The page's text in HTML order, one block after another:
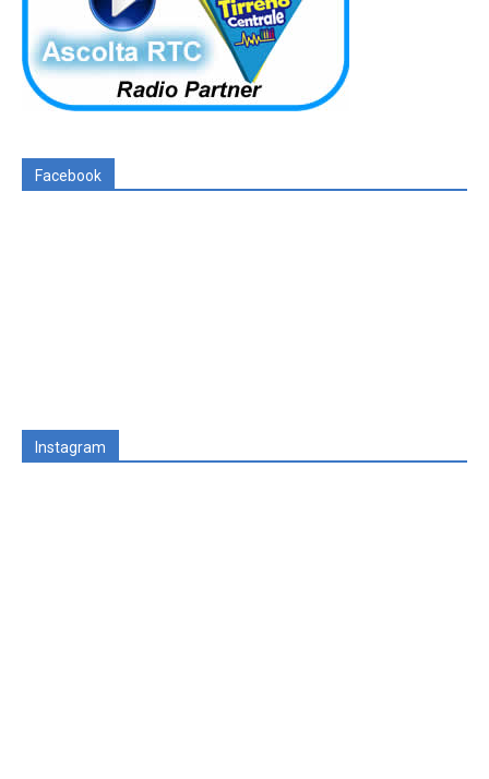
Facebook
Instagram